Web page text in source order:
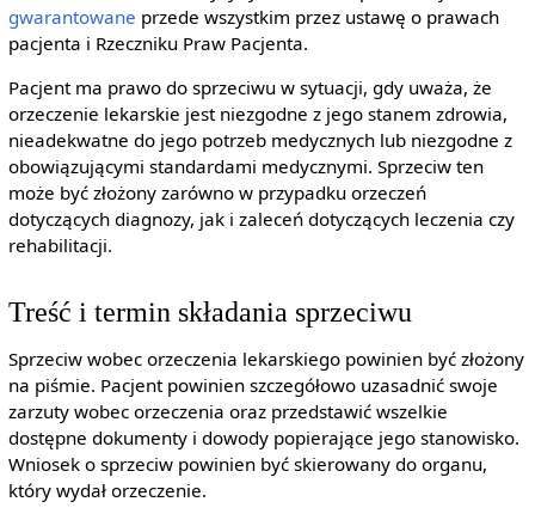
gwarantowane przede wszystkim przez ustawę o prawach
pacjenta i Rzeczniku Praw Pacjenta.
Pacjent ma prawo do sprzeciwu w sytuacji, gdy uważa, że
orzeczenie lekarskie jest niezgodne z jego stanem zdrowia,
nieadekwatne do jego potrzeb medycznych lub niezgodne z
obowiązującymi standardami medycznymi. Sprzeciw ten
może być złożony zarówno w przypadku orzeczeń
dotyczących diagnozy, jak i zaleceń dotyczących leczenia czy
rehabilitacji.
Treść i termin składania sprzeciwu
Sprzeciw wobec orzeczenia lekarskiego powinien być złożony
na piśmie. Pacjent powinien szczegółowo uzasadnić swoje
zarzuty wobec orzeczenia oraz przedstawić wszelkie
dostępne dokumenty i dowody popierające jego stanowisko.
Wniosek o sprzeciw powinien być skierowany do organu,
który wydał orzeczenie.